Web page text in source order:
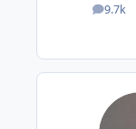
9.7k
posts